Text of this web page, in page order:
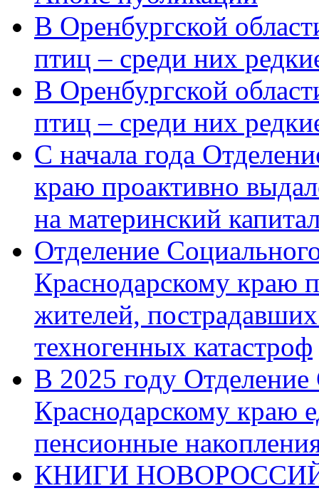
В Оренбургской
птиц – среди них
В Оренбургской
птиц – среди них
С начала года
краю проактивно
на материнский
Отделение
Краснодарскому краю
жителей,
техногенных катастроф
В 2025 году
Краснодарскому краю
пенсионные
КНИГИ